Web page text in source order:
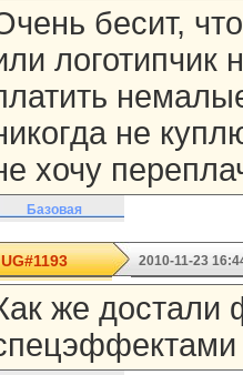
бесит,
логотипчик
не
хочу
Базовая
UG#1193 2010-11-23
же достали